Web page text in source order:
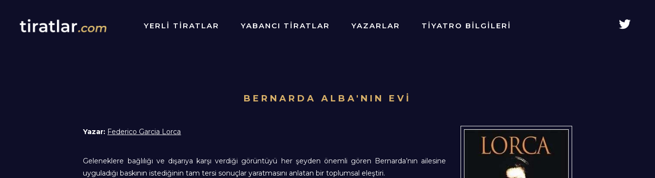
YERLİ TİRATLAR YABANCI TİRATLAR YAZARLAR TİYATRO BİLGİLERİ
BERNARDA ALBA'NIN EVİ
Yazar: Federico Garcia Lorca
Geleneklere bağlılığı ve dışarıya karşı verdiği görüntüyü her şeyden önemli gören Bernarda’nın ailesine
uyguladığı baskının istediğinin tam tersi sonuçlar yaratmasını anlatan bir toplumsal eleştiri.